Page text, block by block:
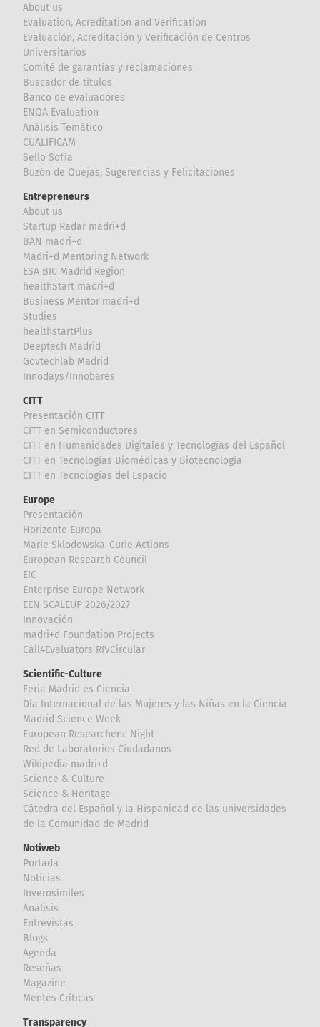
About us
Evaluation, Acreditation and Verification
Evaluación, Acreditación y Verificación de Centros
Universitarios
Comité de garantías y reclamaciones
Buscador de títulos
Banco de evaluadores
ENQA Evaluation
Análisis Temático
CUALIFICAM
Sello Sofía
Buzón de Quejas, Sugerencias y Felicitaciones
Entrepreneurs
About us
Startup Radar madri+d
BAN madri+d
Madri+d Mentoring Network
ESA BIC Madrid Region
healthStart madri+d
Business Mentor madri+d
Studies
healthstartPlus
Deeptech Madrid
Govtechlab Madrid
Innodays/Innobares
CITT
Presentación CITT
CITT en Semiconductores
CITT en Humanidades Digitales y Tecnologías del Español
CITT en Tecnologías Biomédicas y Biotecnología
CITT en Tecnologías del Espacio
Europe
Presentación
Horizonte Europa
Marie Sklodowska-Curie Actions
European Research Council
EIC
Enterprise Europe Network
EEN SCALEUP 2026/2027
Innovación
madri+d Foundation Projects
Call4Evaluators RIVCircular
Scientific-Culture
Feria Madrid es Ciencia
Día Internacional de las Mujeres y las Niñas en la Ciencia
Madrid Science Week
European Researchers' Night
Red de Laboratorios Ciudadanos
Wikipedia madri+d
Science & Culture
Science & Heritage
Cátedra del Español y la Hispanidad de las universidades
de la Comunidad de Madrid
Notiweb
Portada
Noticias
Inverosímiles
Analisis
Entrevistas
Blogs
Agenda
Reseñas
Magazine
Mentes Críticas
Transparency